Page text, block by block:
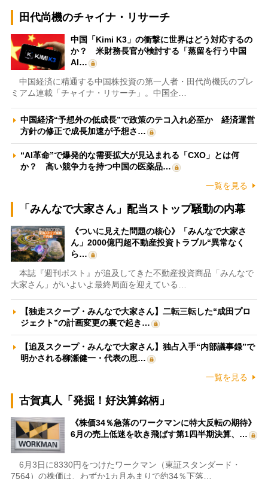
田代尚機のチャイナ・リサーチ
中国「Kimi K3」の衝撃に世界はどう対応するの
か？ 米財務長官が検討する「蒸留を行う中国
AI…
中国経済に精通する中国株投資の第一人者・田代尚機氏のプレ
ミアム連載「チャイナ・リサーチ」。中国企…
中国経済“予想外の低成長”で政策のテコ入れ必至か 経済運営
方針の修正で成長加速が予想さ…
“AI革命”で爆発的な需要拡大が見込まれる「CXO」とは何
か？ 高い競争力を持つ中国の医薬品…
一覧を見る
「みんなで大家さん」配当ストップ騒動の内幕
《ついに見えた問題の核心》「みんなで大家さ
ん」2000億円超不動産投資トラブル“異常なく
ら…
本誌『週刊ポスト』が追及してきた不動産投資商品「みんなで
大家さん」がいよいよ最終局面を迎えている…
【独走スクープ・みんなで大家さん】二転三転した“成田プロ
ジェクト”の計画変更の裏で起き…
【追及スクープ・みんなで大家さん】独占入手“内部議事録”で
明かされる柳瀬健一・代表の思…
一覧を見る
古賀真人「発掘！好決算銘柄」
《株価34％急落のワークマンに特大反転の期待》
6月の売上低迷を吹き飛ばす第1四半期決算、…
6月3日に8330円をつけたワークマン（東証スタンダード・
7564）の株価は、わずか1カ月あまりで約34％下落…